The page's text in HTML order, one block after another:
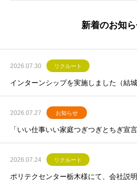
新着のお知
2026.07.30 リクルート
インターンシップを実施しました（結
2026.07.27 お知らせ
「いい仕事いい家庭つぎつぎとちぎ宣
2026.07.24 リクルート
ポリテクセンター栃木様にて、会社説